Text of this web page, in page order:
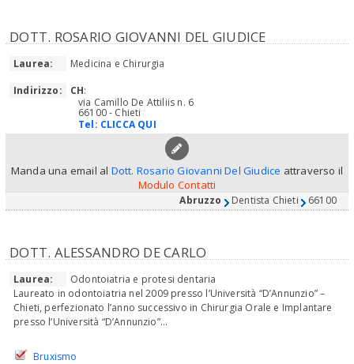
DOTT. ROSARIO GIOVANNI DEL GIUDICE
Laurea:
Medicina e Chirurgia
Indirizzo:
CH:
via Camillo De Attiliis n. 6
66100 - Chieti
Tel: CLICCA QUI
Manda una email al Dott. Rosario Giovanni Del Giudice attraverso il
Modulo Contatti
Abruzzo Dentista Chieti 66100
DOTT. ALESSANDRO DE CARLO
Laurea:
Odontoiatria e protesi dentaria
Laureato in odontoiatria nel 2009 presso l’Università “D’Annunzio” –
Chieti, perfezionato l’anno successivo in Chirurgia Orale e Implantare
presso l’Università “D’Annunzio”...
Bruxismo